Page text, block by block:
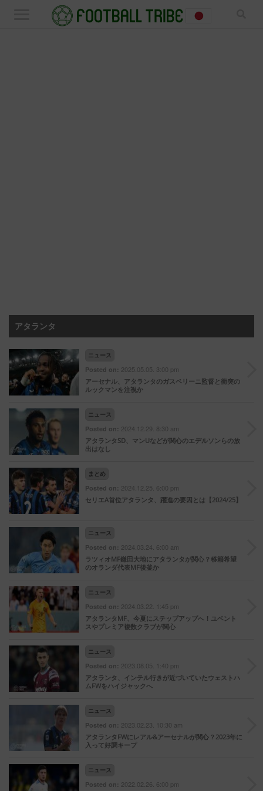
アタランタ
ニュース
Posted on: 2025.05.05. 3:00 pm
アーセナル、アタランタのガスペリーニ監督と衝突の
ルックマンを注視か
ニュース
Posted on: 2024.12.29. 8:30 am
アタランタSD、マンUなどが関心のエデルソンらの放
出はなし
まとめ
Posted on: 2024.12.25. 6:00 pm
セリエA首位アタランタ、躍進の要因とは【2024/25】
ニュース
Posted on: 2024.03.24. 6:00 am
ラツィオMF鎌田大地にアタランタが関心？移籍希望
のオランダ代表MF後釜か
ニュース
Posted on: 2024.03.22. 1:45 pm
アタランタMF、今夏にステップアップへ！ユベント
スやプレミア複数クラブが関心
ニュース
Posted on: 2023.08.05. 1:40 pm
アタランタ、インテル行きが近づいていたウェストハ
ムFWをハイジャックへ
ニュース
Posted on: 2023.02.23. 10:30 am
アタランタFWにレアル&アーセナルが関心？2023年に
入って好調キープ
ニュース
Posted on: 2022.02.26. 6:00 pm